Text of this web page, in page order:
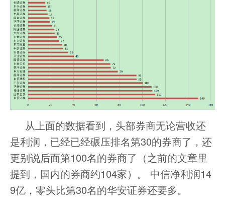
从上面的数据看到，头部券商无论营收还
是利润，已经已经碾压排名第30的券商了，还
更别说后面第100名的券商了（之前的文章里
提到，国内的券商约104家）。 中信净利润14
9亿，零头比第30名的华安证券还要多。